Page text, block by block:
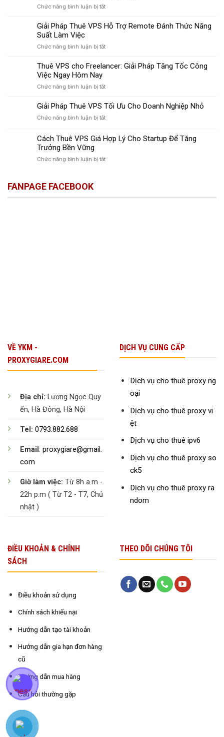
Chức năng bình luận bị tắtở
Phá
Thuê
Remote
Suất
Làm
Giải Pháp Thuê VPS Hỗ Trợ Remote Đánh Thức Năng
Suất Làm Việc
Chức năng bình luận bị tắtở
Pháp
Hỗ
Remote
Suất
Việc
Thuê VPS cho Freelancer: Giải Pháp Tăng Tốc Công
Việc Ngay Hôm Nay
Chức năng bình luận bị tắtở
VPS
Freelancer:
Pháp
Công
Nay
Giải Pháp Thuê VPS Tối Ưu Cho Doanh Nghiệp Nhỏ
Chức năng bình luận bị tắtở
Pháp
Thuê
Tối
Cách Thuê VPS Giá Hợp Lý Cho Startup Để Tăng
Trưởng Bền Vững
Chức năng bình luận bị tắtở
FANPAGE FACEBOOK
VỀ YKM -
PROXYGIARE.COM
Địa chỉ: Lương Ngọc Quy
ến, Hà Đông, Hà Nội
Tel: 0793.882.688
Email : proxygiare@gmail.
com
Giờ làm việc: Từ 8h a.m -
22h p.m ( Từ T2 - T7, Chủ
nhật )
DỊCH VỤ CUNG CẤP
Dịch vụ cho thuê proxy ng
oại
Dịch vụ cho thuê proxy vi
ệt
Dịch vụ cho thuê ipv6
Dịch vụ cho thuê proxy so
ck5
Dịch vụ cho thuê proxy ra
ndom
ĐIỀU KHOẢN & CHÍNH
SÁCH
Điều khoản sử dụng
Chính sách khiếu nại
Hướng dẫn tạo tài khoản
Hướng dẫn gia hạn đơn hàng
cũ
Hướng dẫn mua hàng
Câu hỏi thường gặp
THEO DÕI CHÚNG TÔI